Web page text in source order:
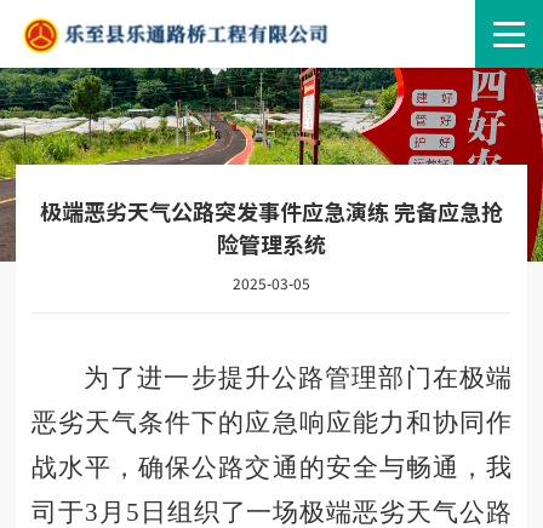
极端恶劣天气公路突发事件应急演练 完备应急抢
险管理系统
2025-03-05
为了进一步提升公路管理部门在极端
恶劣天气条件下的应急响应能力和协同作
战水平，确保公路交通的安全与畅通，我
司于3月5日组织了一场极端恶劣天气公路